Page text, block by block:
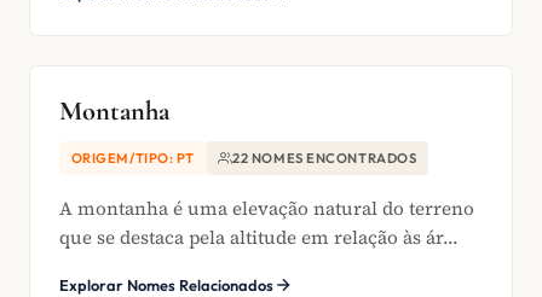
Montanha
ORIGEM/TIPO: PT 22 NOMES ENCONTRADOS
A montanha é uma elevação natural do terreno
que se destaca pela altitude em relação às ár...
Explorar Nomes Relacionados